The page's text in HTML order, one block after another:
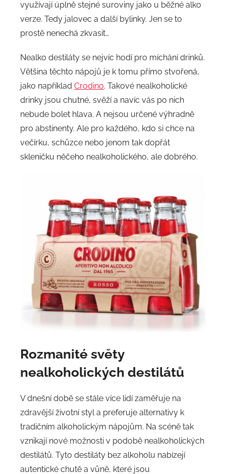
využívají úplně stejné suroviny jako u běžné alko
verze. Tedy jalovec a další bylinky. Jen se to
prostě nenechá zkvasit…
Nealko destiláty se nejvíc hodí pro míchání drinků.
Většina těchto nápojů je k tomu přímo stvořená,
jako například Crodino. Takové nealkoholické
drinky jsou chutné, svěží a navíc vás po nich
nebude bolet hlava. A nejsou určené výhradně
pro abstinenty. Ale pro každého, kdo si chce na
večírku, schůzce nebo jenom tak dopřát
skleničku něčeho nealkoholického, ale dobrého.
Rozmanité světy
nealkoholických destilátů
V dnešní době se stále více lidí zaměřuje na
zdravější životní styl a preferuje alternativy k
tradičním alkoholickým nápojům. Na scéně tak
vznikají nové možnosti v podobě nealkoholických
destilátů. Tyto destiláty bez alkoholu nabízejí
autentické chutě a vůně, které jsou